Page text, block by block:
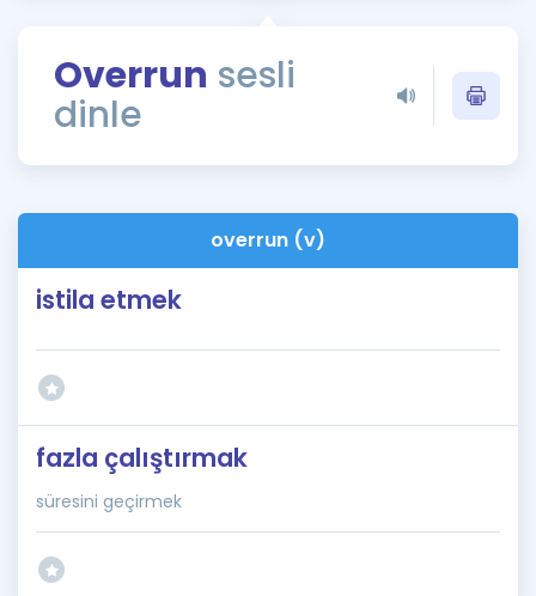
Rehberlik Aracı
ÖSYM Sınav Takvimi
İngilizce Gramer
Overrun sesli
dinle
overrun (v)
istila etmek
fazla çalıştırmak
süresini geçirmek